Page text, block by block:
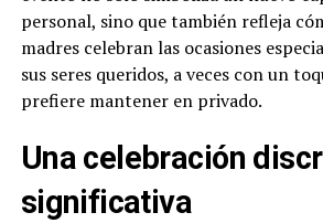
personal, sino que también refleja
madres celebran las ocasiones
sus seres queridos, a veces con un
prefiere mantener en privado.
Una celebración
significativa